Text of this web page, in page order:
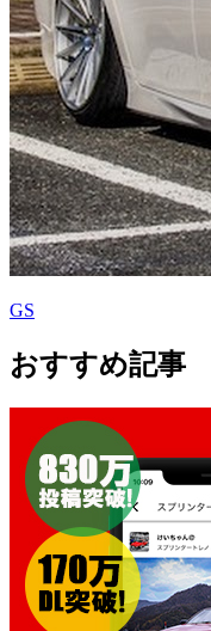
GS
おすすめ記事